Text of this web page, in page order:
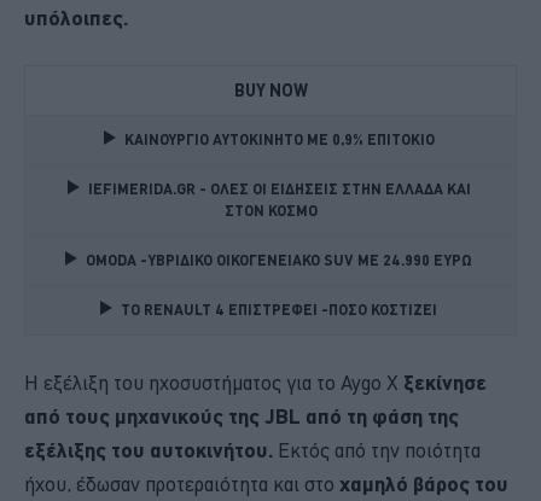
υπόλοιπες.
BUY NOW
ΚΑΙΝΟΥΡΓΙΟ ΑΥΤΟΚΙΝΗΤΟ ΜΕ 0,9% ΕΠΙΤΟΚΙΟ
IEFIMERIDA.GR - ΟΛΕΣ ΟΙ ΕΙΔΗΣΕΙΣ ΣΤΗΝ ΕΛΛΑΔΑ ΚΑΙ
ΣΤΟΝ ΚΟΣΜΟ
OMODA -ΥΒΡΙΔΙΚΟ ΟΙΚΟΓΕΝΕΙΑΚΟ SUV ME 24.990 ΕΥΡΩ
TO RENAULT 4 ΕΠΙΣΤΡΕΦΕΙ -ΠΟΣΟ ΚΟΣΤΙΖΕΙ
Η εξέλιξη του ηχοσυστήματος για το Aygo X ξεκίνησε
από τους μηχανικούς της JBL από τη φάση της
εξέλιξης του αυτοκινήτου. Εκτός από την ποιότητα
ήχου, έδωσαν προτεραιότητα και στο χαμηλό βάρος του